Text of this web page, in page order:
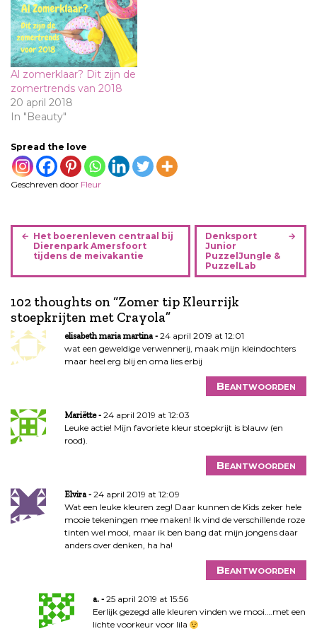
Al zomerklaar? Dit zijn de
zomertrends van 2018
20 april 2018
In "Beauty"
Spread the love
Geschreven door Fleur
B
i
h
t
n
a
a
t
i
Het boerenleven centraal bij
Dierenpark Amersfoort
tijdens de meivakantie
Denksport
Junior
PuzzelJungle &
PuzzelLab
102 thoughts on “Zomer tip Kleurrijk
stoepkrijten met Crayola”
elisabeth maria martina
24 april 2019 at 12:01
wat een geweldige verwennerij, maak mijn kleindochters
maar heel erg blij en oma lies erbij
Beantwoorden
Mariëtte
24 april 2019 at 12:03
Leuke actie! Mijn favoriete kleur stoepkrijt is blauw (en
rood).
Beantwoorden
Elvira
24 april 2019 at 12:09
Wat een leuke kleuren zeg! Daar kunnen de Kids zeker hele
mooie tekeningen mee maken! Ik vind de verschillende roze
tinten wel mooi, maar ik ben bang dat mijn jongens daar
anders over denken, ha ha!
Beantwoorden
a.
25 april 2019 at 15:56
Eerlijk gezegd alle kleuren vinden we mooi….met een
lichte voorkeur voor lila